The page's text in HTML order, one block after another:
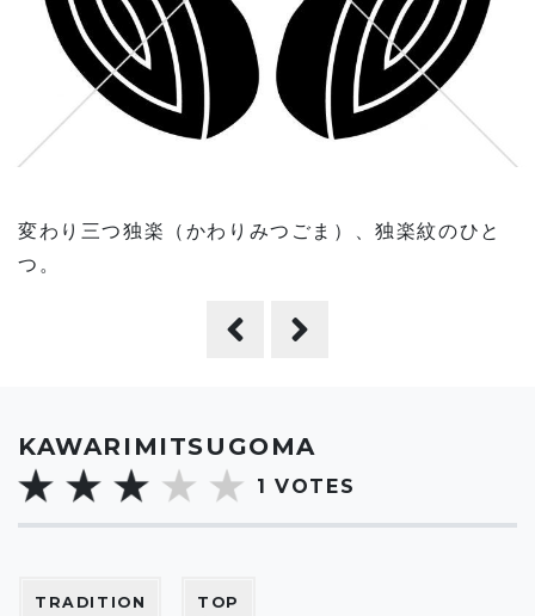
KAWARIMITSUGOMA
1 VOTES
TRADITION TOP
変わり三つ独楽（かわりみつごま）、独楽紋のひと
つ。